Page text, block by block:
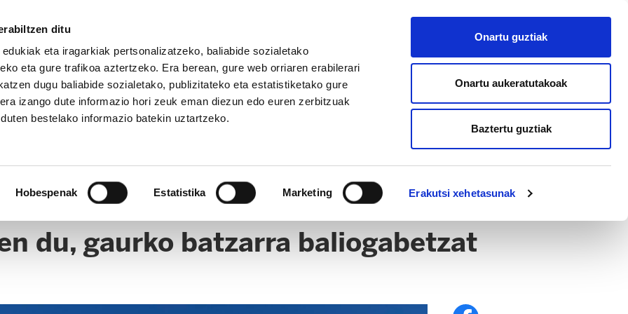
ditu
eta iragarkiak pertsonalizatzeko, baliabide sozialetako
eta gure trafikoa aztertzeko. Era berean, gure web orriaren erabilerari
dugu baliabide sozialetako, publizitateko eta estatistiketako gure
izango dute informazio hori zeuk eman diezun edo euren zerbitzuak
bestelako informazio batekin uztartzeko.
Hobespenak Estatistika Marketing Erakutsi xehetasunak
Onartu guztiak
Onartu aukeratutakoak
Baztertu guztiak
AFILIATU
du, gaurko batzarra baliogabetzat